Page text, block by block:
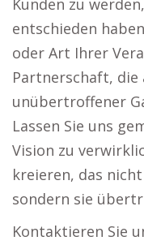
Kunden zu
entschieden
oder Art Ihrer
Partnerschaft,
unübertroffener
Lassen Sie uns
Vision zu
kreieren, das
sondern sie
Kontaktieren Sie